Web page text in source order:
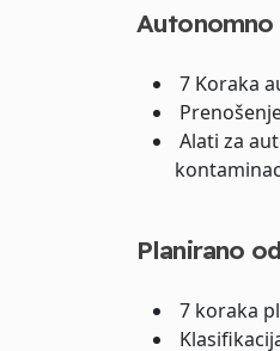
Autonomno
7 Koraka
Alati za
Planirano
7 koraka